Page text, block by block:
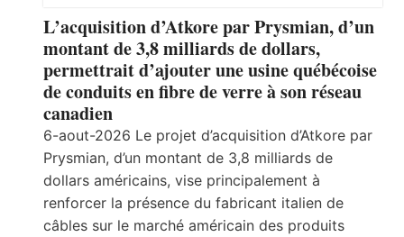
L’acquisition d’Atkore par Prysmian, d’un
montant de 3,8 milliards de dollars,
permettrait d’ajouter une usine québécoise
de conduits en fibre de verre à son réseau
canadien
6-aout-2026 Le projet d’acquisition d’Atkore par
Prysmian, d’un montant de 3,8 milliards de
dollars américains, vise principalement à
renforcer la présence du fabricant italien de
câbles sur le marché américain des produits